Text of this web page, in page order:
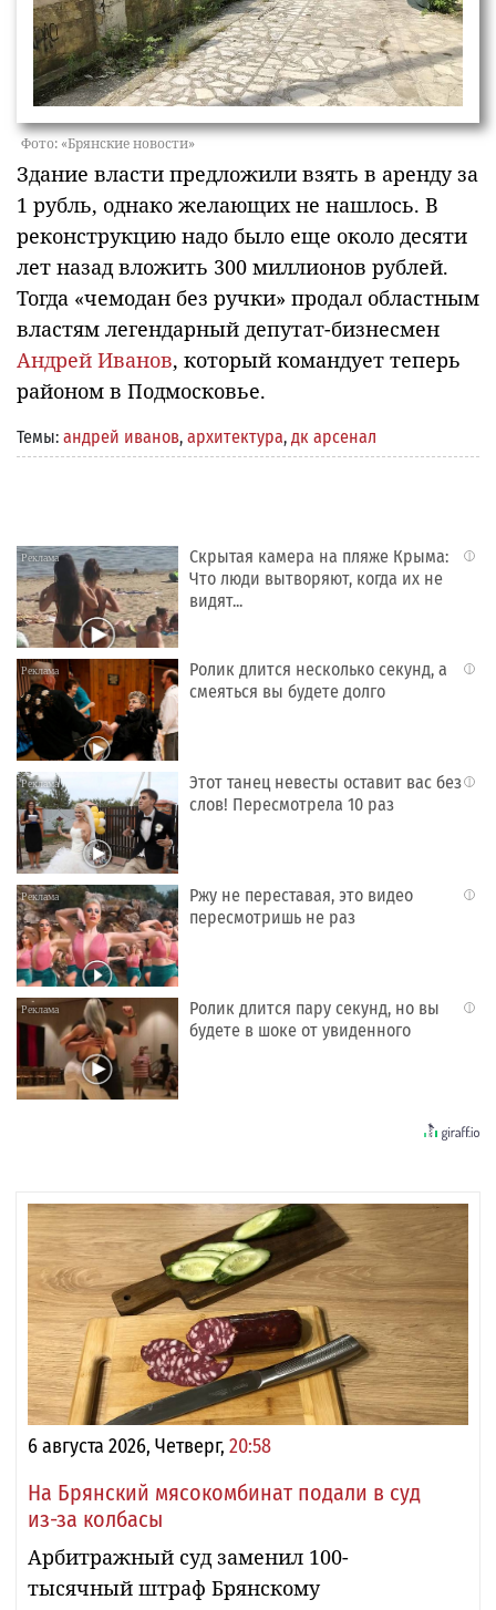
Фото: «Брянские новости»
Здание власти предложили взять в аренду за
1 рубль, однако желающих не нашлось. В
реконструкцию надо было еще около десяти
лет назад вложить 300 миллионов рублей.
Тогда «чемодан без ручки» продал областным
властям легендарный депутат-бизнесмен
Андрей Иванов, который командует теперь
районом в Подмосковье.
Темы: андрей иванов, архитектура, дк арсенал
i
Скрытая камера на пляже Крыма:
Что люди вытворяют, когда их не
видят...
i
Ролик длится несколько секунд, а
смеяться вы будете долго
i
Этот танец невесты оставит вас без
слов! Пересмотрела 10 раз
i
Ржу не переставая, это видео
пересмотришь не раз
i
Ролик длится пару секунд, но вы
будете в шоке от увиденного
6 августа 2026, Четверг, 20:58
На Брянский мясокомбинат подали в суд
из-за колбасы
Арбитражный суд заменил 100-
тысячный штраф Брянскому